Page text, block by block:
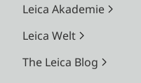
Leica Akademie
Leica Welt
The Leica Blog